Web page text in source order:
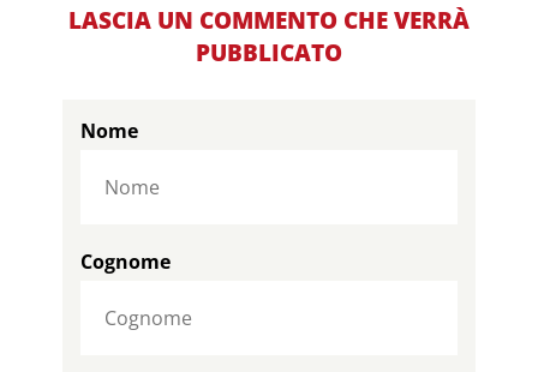
LASCIA UN COMMENTO CHE VERRÀ
PUBBLICATO
Nome
Cognome